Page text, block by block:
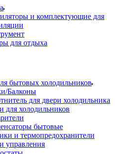
и комплектующие для
для отдыха
бытовых холодильников
Балконы
для двери холодильника
для холодильников
бытовые
и термопредохранители
управления